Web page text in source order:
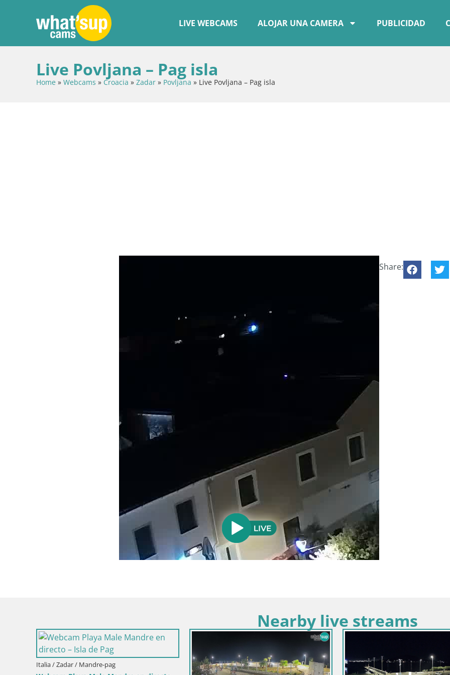
LIVE WEBCAMS ALOJAR UNA CAMERA PUBLICIDAD
Live Povljana – Pag isla
Home » Webcams » Croacia » Zadar » Povljana » Live Povljana – Pag isla
Share:
Nearby live streams
Croacia / Zadar / Tkon